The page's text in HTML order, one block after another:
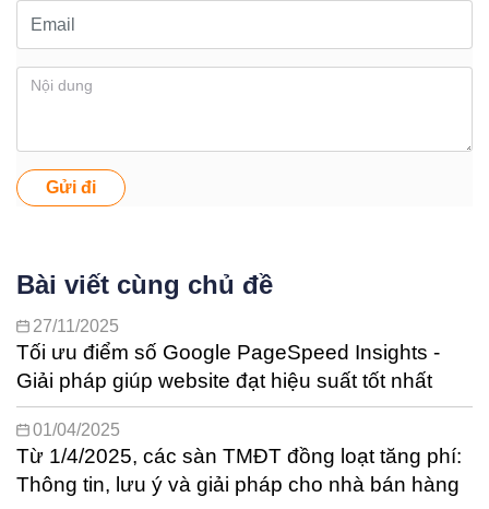
Gửi đi
Bài viết cùng chủ đề
27/11/2025
Tối ưu điểm số Google PageSpeed Insights -
Giải pháp giúp website đạt hiệu suất tốt nhất
01/04/2025
Từ 1/4/2025, các sàn TMĐT đồng loạt tăng phí:
Thông tin, lưu ý và giải pháp cho nhà bán hàng